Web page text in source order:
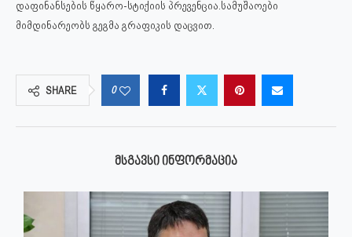
დაფინანსების წყარო-სტიქიის პრევენცია.სამუშაოები
მიმდინარეობს გეგმა გრაფიკის დაცვით.
SHARE 0
ᲛᲡᲒᲐᲕᲡᲘ ᲘᲜᲤᲝᲠᲛᲐᲪᲘᲐ